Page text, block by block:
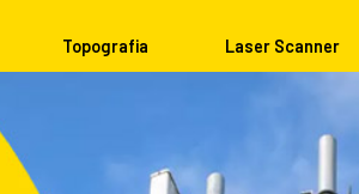
Topografia Laser Scanner